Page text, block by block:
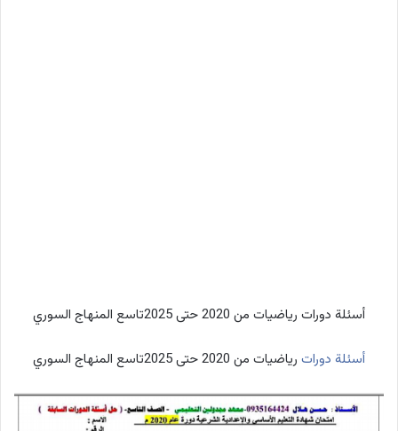
أسئلة دورات رياضيات من 2020 حتى 2025تاسع المنهاج السوري
أسئلة دورات رياضيات من 2020 حتى 2025تاسع المنهاج السوري